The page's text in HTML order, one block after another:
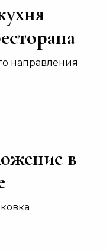
направления
в